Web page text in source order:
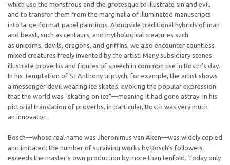
which use the monstrous and the grotesque to illustrate sin and evil,
and to transfer them from the marginalia of illuminated manuscripts
into large-format panel paintings. Alongside traditional hybrids of man
and beast, such as centaurs, and mythological creatures such
as unicorns, devils, dragons, and griffins, we also encounter countless
mixed creatures freely invented by the artist. Many subsidiary scenes
illustrate proverbs and figures of speech in common use in Bosch’s day.
In his Temptation of St Anthony triptych, for example, the artist shows
a messenger devil wearing ice skates, evoking the popular expression
that the world was "skating on ice"—meaning it had gone astray. In his
pictorial translation of proverbs, in particular, Bosch was very much
an innovator.
Bosch—whose real name was Jheronimus van Aken—was widely copied
and imitated: the number of surviving works by Bosch’s followers
exceeds the master’s own production by more than tenfold. Today only